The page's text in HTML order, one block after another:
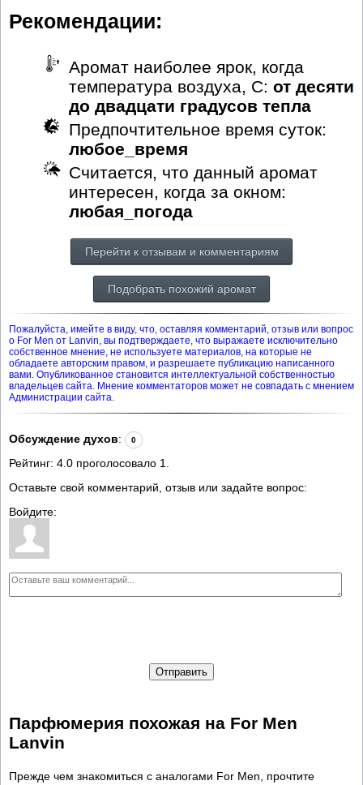
Рекомендации:
Аромат наиболее ярок, когда
температура воздуха, С: от десяти
до двадцати градусов тепла
Предпочтительное время суток:
любое_время
Считается, что данный аромат
интересен, когда за окном:
любая_погода
Перейти к отзывам и комментариям
Подобрать похожий аромат
Пожалуйста, имейте в виду, что, оставляя комментарий, отзыв или вопрос
о For Men от Lanvin, вы подтверждаете, что выражаете исключительно
собственное мнение, не используете материалов, на которые не
обладаете авторским правом, и разрешаете публикацию написанного
вами. Опубликованное становится интеллектуальной собственностью
владельцев сайта. Мнение комментаторов может не совпадать с мнением
Администрации сайта.
Обсуждение духов: 0
Рейтинг: 4.0 проголосовало 1
Оставьте свой комментарий, отзыв или задайте вопрос:
Войдите:
Отправить
Парфюмерия похожая на For Men
Lanvin
Прежде чем знакомиться с аналогами For Men, прочтите